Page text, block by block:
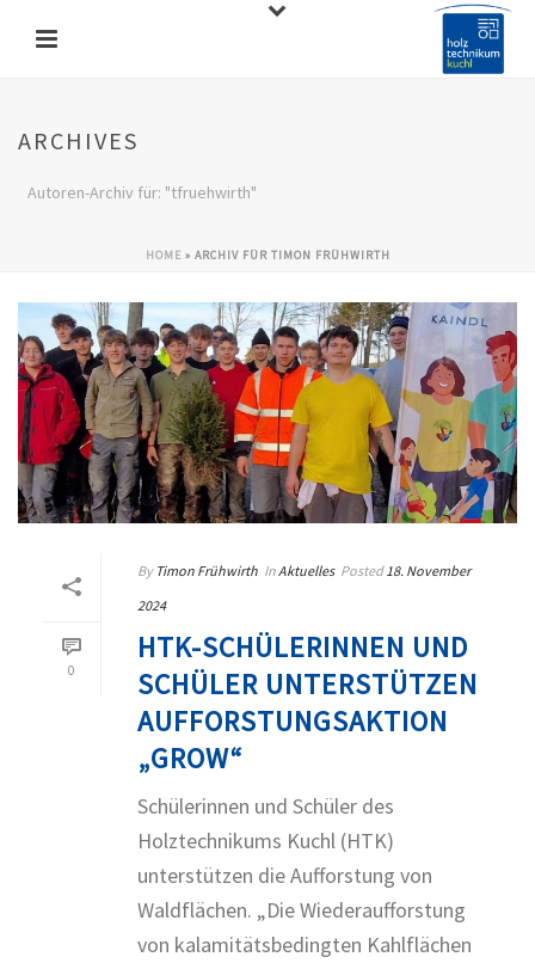
ARCHIVES
Autoren-Archiv für: "tfruehwirth"
HOME» ARCHIV FÜR TIMON FRÜHWIRTH
0
By Timon Frühwirth InAktuelles Posted 18. November
2024
HTK-SCHÜLERINNEN UND
SCHÜLER UNTERSTÜTZEN
AUFFORSTUNGSAKTION
„GROW“
Schülerinnen und Schüler des
Holztechnikums Kuchl (HTK)
unterstützen die Aufforstung von
Waldflächen. „Die Wiederaufforstung
von kalamitätsbedingten Kahlflächen